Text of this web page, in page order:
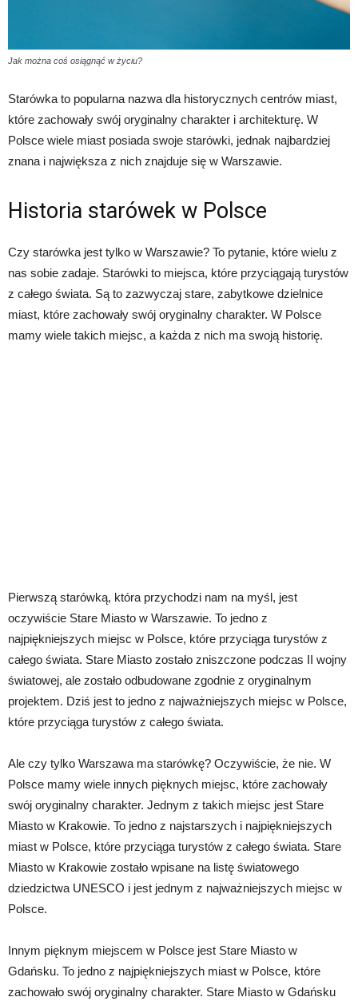
Jak można coś osiągnąć w życiu?
Starówka to popularna nazwa dla historycznych centrów miast,
które zachowały swój oryginalny charakter i architekturę. W
Polsce wiele miast posiada swoje starówki, jednak najbardziej
znana i największa z nich znajduje się w Warszawie.
Historia starówek w Polsce
Czy starówka jest tylko w Warszawie? To pytanie, które wielu z
nas sobie zadaje. Starówki to miejsca, które przyciągają turystów
z całego świata. Są to zazwyczaj stare, zabytkowe dzielnice
miast, które zachowały swój oryginalny charakter. W Polsce
mamy wiele takich miejsc, a każda z nich ma swoją historię.
Pierwszą starówką, która przychodzi nam na myśl, jest
oczywiście Stare Miasto w Warszawie. To jedno z
najpiękniejszych miejsc w Polsce, które przyciąga turystów z
całego świata. Stare Miasto zostało zniszczone podczas II wojny
światowej, ale zostało odbudowane zgodnie z oryginalnym
projektem. Dziś jest to jedno z najważniejszych miejsc w Polsce,
które przyciąga turystów z całego świata.
Ale czy tylko Warszawa ma starówkę? Oczywiście, że nie. W
Polsce mamy wiele innych pięknych miejsc, które zachowały
swój oryginalny charakter. Jednym z takich miejsc jest Stare
Miasto w Krakowie. To jedno z najstarszych i najpiękniejszych
miast w Polsce, które przyciąga turystów z całego świata. Stare
Miasto w Krakowie zostało wpisane na listę światowego
dziedzictwa UNESCO i jest jednym z najważniejszych miejsc w
Polsce.
Innym pięknym miejscem w Polsce jest Stare Miasto w
Gdańsku. To jedno z najpiękniejszych miast w Polsce, które
zachowało swój oryginalny charakter. Stare Miasto w Gdańsku